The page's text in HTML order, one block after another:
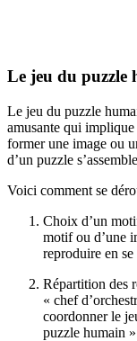
Le jeu du puzzle
Le jeu du puzzle
amusante qui
former une image ou
d’un puzzle
Voici comment se
Choix d’un
motif ou d’une
reproduire en
Répartition des
« chef
coordonner le
puzzle humain